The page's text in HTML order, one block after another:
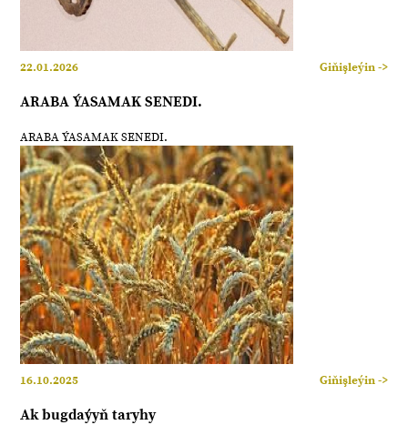
22.01.2026 Giňişleýin ->
ARABA ÝASAMAK SENEDI.
ARABA ÝASAMAK SENEDI.
16.10.2025 Giňişleýin ->
Ak bugdaýyň taryhy